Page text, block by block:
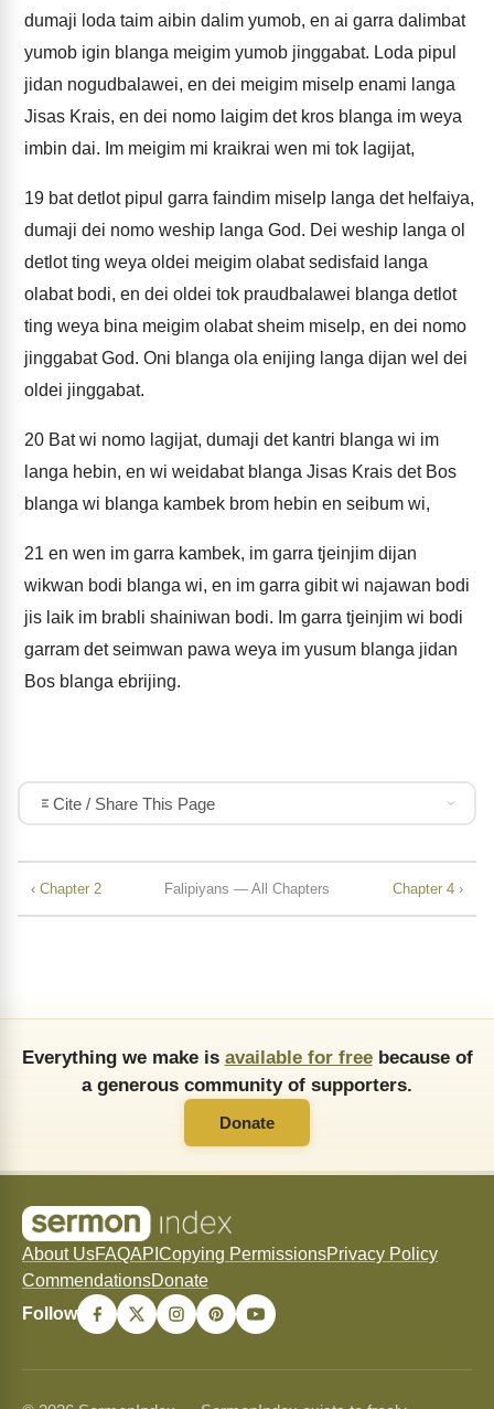
dumaji loda taim aibin dalim yumob, en ai garra dalimbat
yumob igin blanga meigim yumob jinggabat. Loda pipul
jidan nogudbalawei, en dei meigim miselp enami langa
Jisas Krais, en dei nomo laigim det kros blanga im weya
imbin dai. Im meigim mi kraikrai wen mi tok lagijat,
19 bat detlot pipul garra faindim miselp langa det helfaiya,
dumaji dei nomo weship langa God. Dei weship langa ol
detlot ting weya oldei meigim olabat sedisfaid langa
olabat bodi, en dei oldei tok praudbalawei blanga detlot
ting weya bina meigim olabat sheim miselp, en dei nomo
jinggabat God. Oni blanga ola enijing langa dijan wel dei
oldei jinggabat.
20 Bat wi nomo lagijat, dumaji det kantri blanga wi im
langa hebin, en wi weidabat blanga Jisas Krais det Bos
blanga wi blanga kambek brom hebin en seibum wi,
21 en wen im garra kambek, im garra tjeinjim dijan
wikwan bodi blanga wi, en im garra gibit wi najawan bodi
jis laik im brabli shainiwan bodi. Im garra tjeinjim wi bodi
garram det seimwan pawa weya im yusum blanga jidan
Bos blanga ebrijing.
Cite / Share This Page
‹ Chapter 2 Falipiyans — All Chapters Chapter 4 ›
Everything we make is available for freebecause of
a generous community of supporters.
Donate
About UsFAQAPI Copying PermissionsPrivacy Policy
CommendationsDonate
Follow